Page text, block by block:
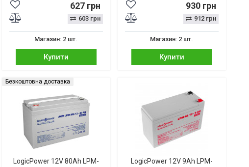
627 грн
603 грн
Магазин: 2 шт.
Купити
930 грн
912 грн
Магазин: 2 шт.
Купити
Безкоштовна доставка
LogicPower 12V 80Ah LPM-
LogicPower 12V 9Ah LPM-